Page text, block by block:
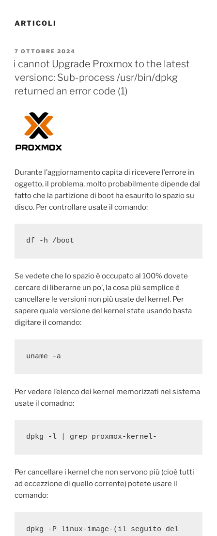
ARTICOLI
PUBBLICATO
IL
7 OTTOBRE 2024
i cannot Upgrade Proxmox to the latest
versionc: Sub-process /usr/bin/dpkg
returned an error code (1)
Durante l’aggiornamento capita di ricevere l’errore in
oggetto, il problema, molto probabilmente dipende dal
fatto che la partizione di boot ha esaurito lo spazio su
disco. Per controllare usate il comando:
df -h /boot
Se vedete che lo spazio è occupato al 100% dovete
cercare di liberarne un po’, la cosa più semplice è
cancellare le versioni non più usate del kernel. Per
sapere quale versione del kernel state usando basta
digitare il comando:
uname -a
Per vedere l’elenco dei kernel memorizzati nel sistema
usate il comadno:
dpkg -l | grep proxmox-kernel-
Per cancellare i kernel che non servono più (cioè tutti
ad eccezzione di quello corrente) potete usare il
comando:
dpkg -P linux-image-(il seguito del